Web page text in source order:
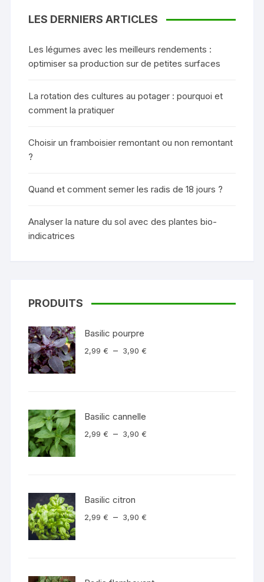
LES DERNIERS ARTICLES
Les légumes avec les meilleurs rendements :
optimiser sa production sur de petites surfaces
La rotation des cultures au potager : pourquoi et
comment la pratiquer
Choisir un framboisier remontant ou non remontant
?
Quand et comment semer les radis de 18 jours ?
Analyser la nature du sol avec des plantes bio-
indicatrices
PRODUITS
Basilic pourpre
2,99€ – 3,90€
Basilic cannelle
2,99€ – 3,90€
Basilic citron
2,99€ – 3,90€